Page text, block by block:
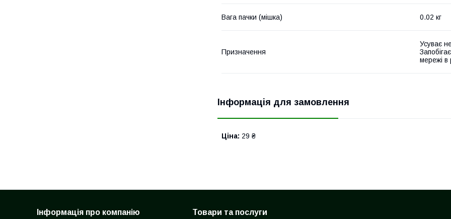
Вага пачки (мішка) 0.02 кг
Призначення
Усуває
мережі в
Інформація для замовлення
Ціна: 29 ₴
Інформація про компанію Товари та послуги